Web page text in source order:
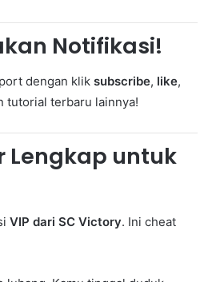
Notifikasi!
dengan klik subscribe, like,
tutorial terbaru lainnya!
Lengkap untuk
VIP dari SC Victory. Ini cheat